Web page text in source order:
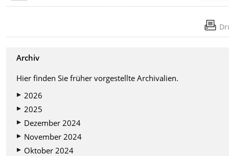
Archiv
Hier finden Sie früher vorgestellte Archivalien.
2026
2025
Dezember 2024
November 2024
Oktober 2024